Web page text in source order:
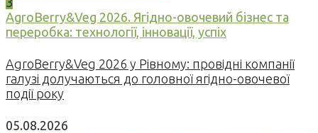
AgroBerry&Veg 2026. Ягідно-овочевий бізнес та
переробка: технології, інновації, успіх
AgroBerry&Veg 2026 у Рівному: провідні компанії
галузі долучаються до головної ягідно-овочевої
події року
05.08.2026